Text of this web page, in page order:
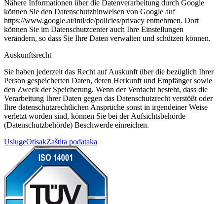
Nähere Informationen über die Datenverarbeitung durch Google
können Sie den Datenschutzhinweisen von Google auf
https://www.google.at/intl/de/policies/privacy entnehmen. Dort
können Sie im Datenschutzcenter auch Ihre Einstellungen
verändern, so dass Sie Ihre Daten verwalten und schützen können.
Auskunftsrecht
Sie haben jederzeit das Recht auf Auskunft über die bezüglich Ihrer
Person gespeicherten Daten, deren Herkunft und Empfänger sowie
den Zweck der Speicherung. Wenn der Verdacht besteht, dass die
Verarbeitung Ihrer Daten gegen das Datenschutzrecht verstößt oder
Ihre datenschutzrechtlichen Ansprüche sonst in irgendeiner Weise
verletzt worden sind, können Sie bei der Aufsichtsbehörde
(Datenschutzbehörde) Beschwerde einreichen.
UslugeOtisakZaštita podataka